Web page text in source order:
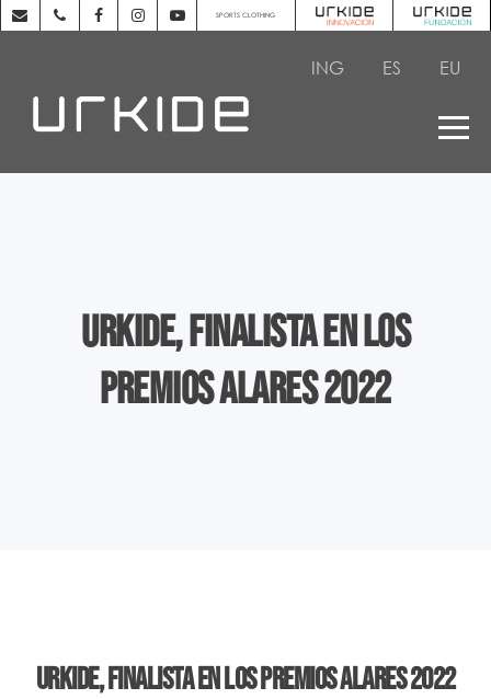
SPORTS CLOTHING
ING ES EU
Urkide, finalista en los
Premios Alares 2022
Urkide, finalista en los Premios Alares 2022